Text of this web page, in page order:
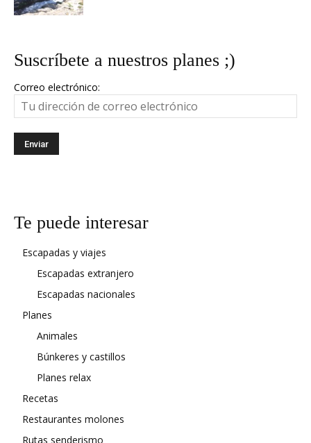
Suscríbete a nuestros planes ;)
Correo electrónico:
Te puede interesar
Escapadas y viajes
Escapadas extranjero
Escapadas nacionales
Planes
Animales
Búnkeres y castillos
Planes relax
Recetas
Restaurantes molones
Rutas senderismo